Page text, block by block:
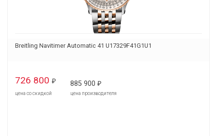
Breitling Navitimer Automatic 41 U17329F41G1U1
726 800 ₽
цена со скидкой
885 900 ₽
цена производителя